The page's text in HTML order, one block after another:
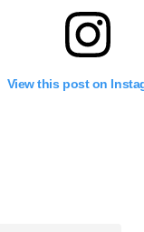
View this post on